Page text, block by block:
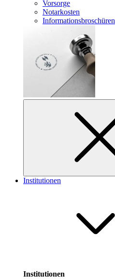
Vorsorge
Notarkosten
Informationsbroschüren
Institutionen
Institutionen